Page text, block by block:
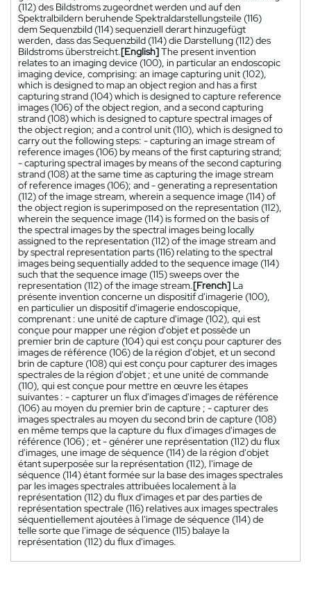
(112) des Bildstroms zugeordnet werden und auf den
Spektralbildern beruhende Spektraldarstellungsteile (116)
dem Sequenzbild (114) sequenziell derart hinzugefügt
werden, dass das Sequenzbild (114) die Darstellung (112) des
Bildstroms überstreicht.[English]The present invention
relates to an imaging device (100), in particular an endoscopic
imaging device, comprising: an image capturing unit (102),
which is designed to map an object region and has a first
capturing strand (104) which is designed to capture reference
images (106) of the object region, and a second capturing
strand (108) which is designed to capture spectral images of
the object region; and a control unit (110), which is designed to
carry out the following steps: - capturing an image stream of
reference images (106) by means of the first capturing strand;
- capturing spectral images by means of the second capturing
strand (108) at the same time as capturing the image stream
of reference images (106); and - generating a representation
(112) of the image stream, wherein a sequence image (114) of
the object region is superimposed on the representation (112),
wherein the sequence image (114) is formed on the basis of
the spectral images by the spectral images being locally
assigned to the representation (112) of the image stream and
by spectral representation parts (116) relating to the spectral
images being sequentially added to the sequence image (114)
such that the sequence image (115) sweeps over the
representation (112) of the image stream.[French] La
présente invention concerne un dispositif d'imagerie (100),
en particulier un dispositif d'imagerie endoscopique,
comprenant : une unité de capture d'image (102), qui est
conçue pour mapper une région d'objet et possède un
premier brin de capture (104) qui est conçu pour capturer des
images de référence (106) de la région d'objet, et un second
brin de capture (108) qui est conçu pour capturer des images
spectrales de la région d'objet ; et une unité de commande
(110), qui est conçue pour mettre en œuvre les étapes
suivantes : - capturer un flux d'images d'images de référence
(106) au moyen du premier brin de capture ; - capturer des
images spectrales au moyen du second brin de capture (108)
en même temps que la capture du flux d'images d'images de
référence (106) ; et - générer une représentation (112) du flux
d'images, une image de séquence (114) de la région d'objet
étant superposée sur la représentation (112), l'image de
séquence (114) étant formée sur la base des images spectrales
par les images spectrales attribuées localement à la
représentation (112) du flux d'images et par des parties de
représentation spectrale (116) relatives aux images spectrales
séquentiellement ajoutées à l'image de séquence (114) de
telle sorte que l'image de séquence (115) balaye la
représentation (112) du flux d'images.